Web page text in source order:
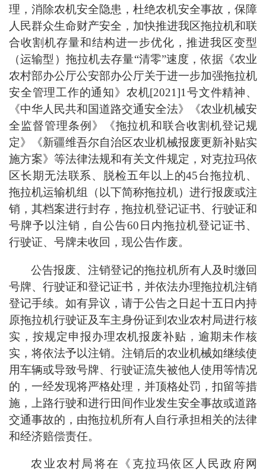
理，消除农机安全隐患，杜绝农机安全事故，保障
人民群众生命财产安全，加快推进我区拖拉机和联
合收割机存量和结构进一步优化，推进我区变型
（运输型）拖拉机去存量“清零”速度，依据《农业
农村部办公厅公安部办公厅关于进一步加强拖拉机
安全管理工作的通知》农机[2021]1号文件精神、
《中华人民共和国道路交通安全法》《农业机械安
全监督管理条例》《拖拉机和联合收割机登记规
定》《新疆维吾尔自治区农业机械报废更新补贴实
施方案》等法律法规和有关文件规定，对克拉玛依
区长期无法联系、脱检五年以上的45台拖拉机、
拖拉机运输机组（以下简称拖拉机）进行报废或注
销，其档案进行封存，拖拉机登记证书、行驶证和
号牌予以注销，自公告60日内拖拉机登记证书、
行驶证、号牌未收回，现公告作废。
公告报废、注销登记的拖拉机所有人及时缴回
号牌、行驶证和登记证书，并依法办理拖拉机注销
登记手续。如有异议，请于公告之日起十五日内持
原拖拉机行驶证及车主身份证到农业农村局进行核
实，按规定申报办理农机报废补贴，逾期未作核
实，将依法予以注销。注销后的农业机械如继续使
用车辆或导致号牌、行驶证流失被他人使用等情况
的，一经发现将严格处理，并顶格处罚，扣留等措
施，上路行驶和进行田间作业发生安全事故或道路
交通事故的，由拖拉机所有人自行承担相关的法律
和经济赔偿责任。
农业农村局将在《克拉玛依区人民政府网